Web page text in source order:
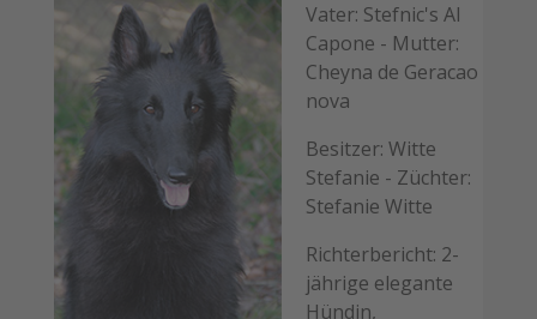
Vater: Stefnic's Al
Capone - Mutter:
Cheyna de Geracao
nova
Besitzer: Witte
Stefanie - Züchter:
Stefanie Witte
Richterbericht: 2-
jährige elegante
Hündin,